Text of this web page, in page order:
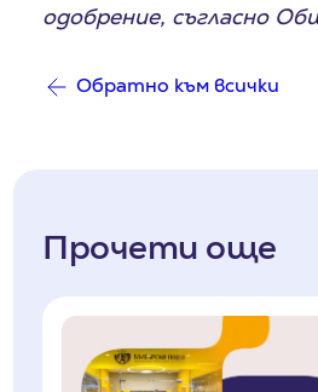
одобрение, съгласно
Обратно към всички
Прочети още